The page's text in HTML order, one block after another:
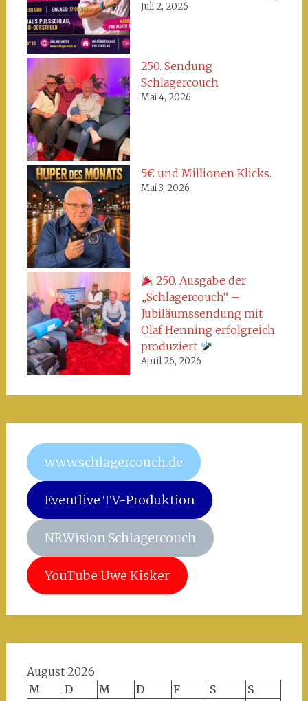
Juli 2, 2026
250. Sendung
Schlagercouch
Mai 4, 2026
5€ und Millionen Klicks..
Mai 3, 2026
250. Ausgabe der
„Schlagercouch“ –
Jubiläumssendung mit
Olaf Henning erfolgreich
produziert
April 26, 2026
www.schlagercouch.de
Eventlive TV-Produktion
NRWision Schlagercouch
YouTube Uwe Kisker
August 2026
M
D M D F S S